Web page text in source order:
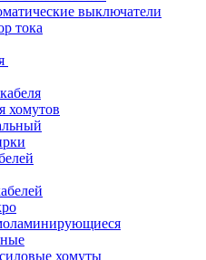
выключатели
тока
хомутов
хомуты